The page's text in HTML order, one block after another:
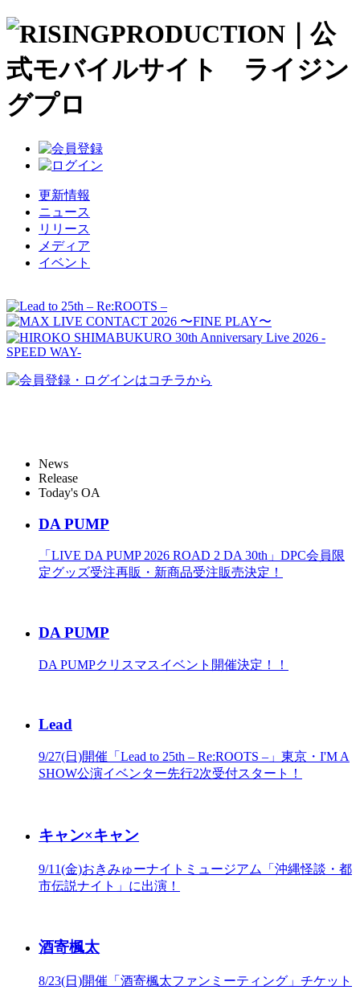
更新情報
ニュース
リリース
メディア
イベント
News
Release
Today's OA
DA PUMP
「LIVE DA PUMP 2026 ROAD 2 DA 30th」DPC会員限
定グッズ受注再販・新商品受注販売決定！
DA PUMP
DA PUMPクリスマスイベント開催決定！！
Lead
9/27(日)開催「Lead to 25th – Re:ROOTS –」東京・I'M A
SHOW公演イベンター先行2次受付スタート！
キャン×キャン
9/11(金)おきみゅーナイトミュージアム「沖縄怪談・都
市伝説ナイト」に出演！
酒寄楓太
8/23(日)開催「酒寄楓太ファンミーティング」チケット